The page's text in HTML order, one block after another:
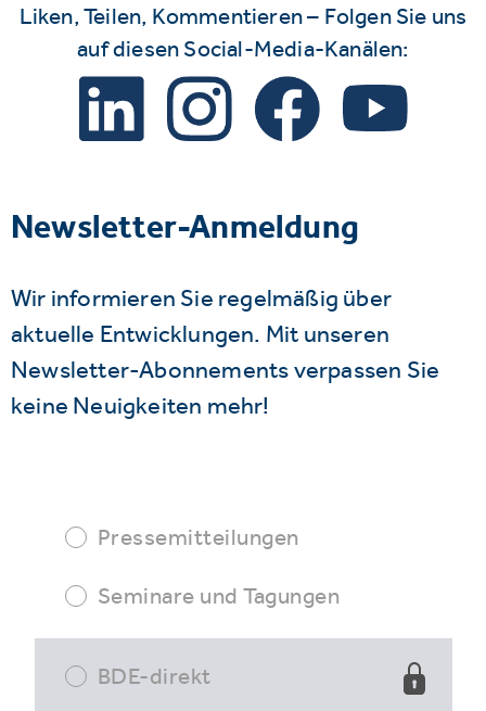
Liken, Teilen, Kommentieren – Folgen Sie uns
auf diesen Social-Media-Kanälen:
Newsletter-Anmeldung
Wir informieren Sie regelmäßig über
aktuelle Entwicklungen. Mit unseren
Newsletter-Abonnements verpassen Sie
keine Neuigkeiten mehr!
Pressemitteilungen
Seminare und Tagungen
BDE-direkt